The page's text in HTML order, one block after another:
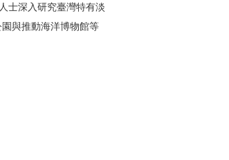
士深入研究臺灣特有淡
與推動海洋博物館等